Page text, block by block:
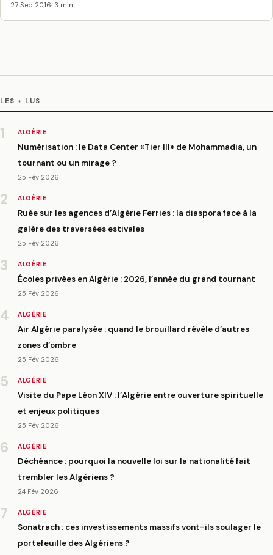
27 Sep 2016· 3 min
LES + LUS
1 ALGÉRIE
Numérisation : le Data Center «Tier III» de Mohammadia, un
tournant ou un mirage ?
25 Fév 2026
2 ALGÉRIE
Ruée sur les agences d’Algérie Ferries : la diaspora face à la
galère des traversées estivales
25 Fév 2026
3 ALGÉRIE
Écoles privées en Algérie : 2026, l’année du grand tournant
25 Fév 2026
4 ALGÉRIE
Air Algérie paralysée : quand le brouillard révèle d’autres
zones d’ombre
25 Fév 2026
5 ALGÉRIE
Visite du Pape Léon XIV : l’Algérie entre ouverture spirituelle
et enjeux politiques
25 Fév 2026
6 ALGÉRIE
Déchéance : pourquoi la nouvelle loi sur la nationalité fait
trembler les Algériens ?
24 Fév 2026
7 ALGÉRIE
Sonatrach : ces investissements massifs vont-ils soulager le
portefeuille des Algériens ?